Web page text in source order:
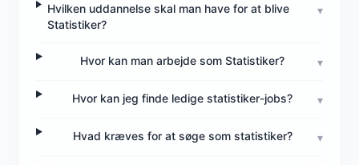
Hvilken uddannelse skal man have for at blive
Statistiker?
▾
Hvor kan man arbejde som Statistiker? ▾
Hvor kan jeg finde ledige statistiker-jobs? ▾
Hvad kræves for at søge som statistiker? ▾